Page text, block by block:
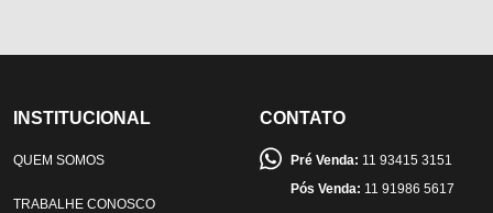
INSTITUCIONAL
QUEM SOMOS
TRABALHE CONOSCO
CONTATO
Pré Venda: 11 93415 3151
Pós Venda: 11 91986 5617